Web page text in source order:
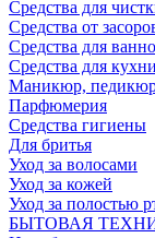
Средства для
Средства от
Средства для
Средства для кухни
Маникюр,
Парфюмерия
Средства гигиены
Для бритья
Уход за волосами
Уход за кожей
Уход за полостью
БЫТОВАЯ